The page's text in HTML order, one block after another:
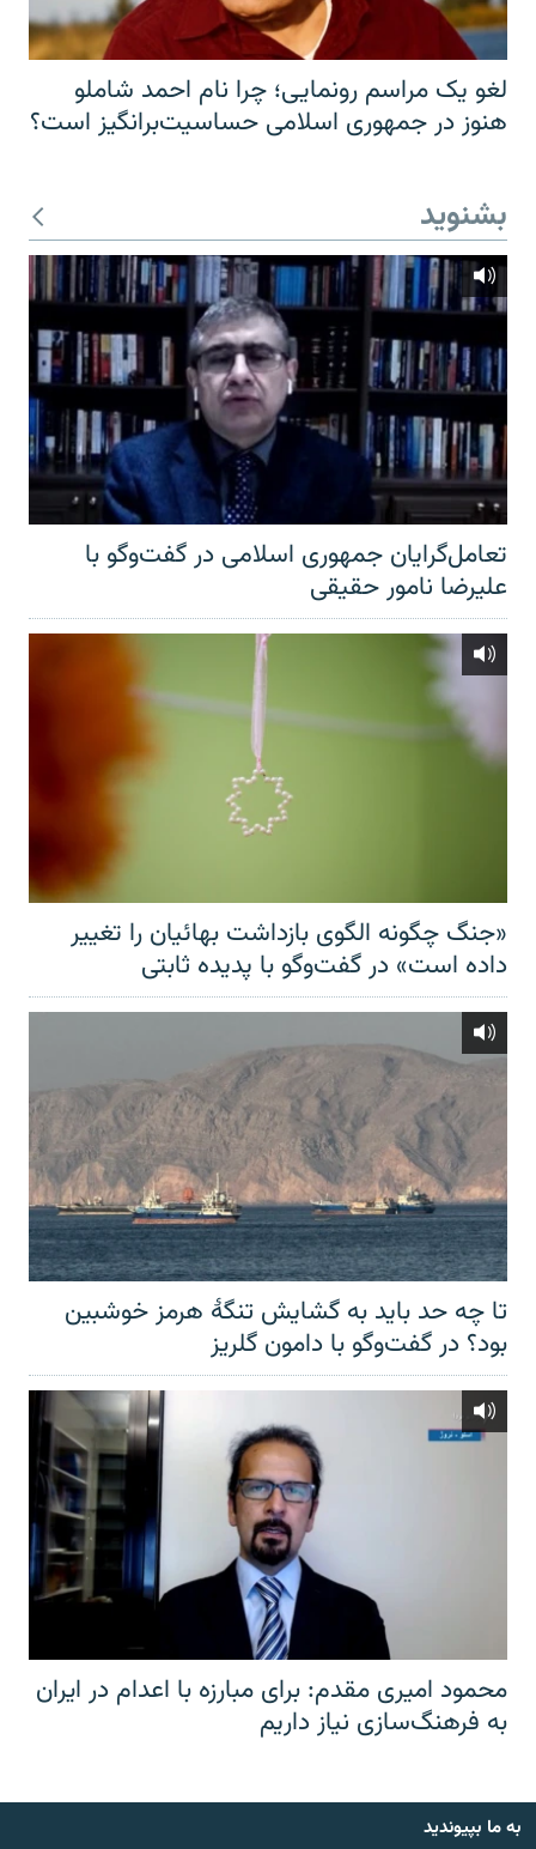
لغو یک مراسم رونمایی؛ چرا نام احمد شاملو
هنوز در جمهوری اسلامی حساسیت‌برانگیز است؟
بشنوید
تعامل‌گرایان جمهوری اسلامی در گفت‌وگو با
علیرضا نامور حقیقی
«جنگ چگونه الگوی بازداشت بهائیان را تغییر
داده است» در گفت‌وگو با پدیده ثابتی
تا چه حد باید به گشایش تنگهٔ هرمز خوشبین
بود؟ در گفت‌وگو با دامون گلریز
محمود امیری مقدم: برای مبارزه با اعدام در ایران
به فرهنگ‌سازی نیاز داریم
به ما بپیوندید